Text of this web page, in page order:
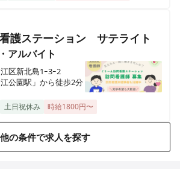
護ステーション サテライト
アルバイト
区新北島1ｰ3ｰ2
公園駅」から徒歩2分
土日祝休み 時給1800円〜
他の条件で求人を探す